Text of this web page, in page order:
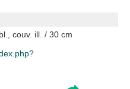
couv. ill. / 30 cm